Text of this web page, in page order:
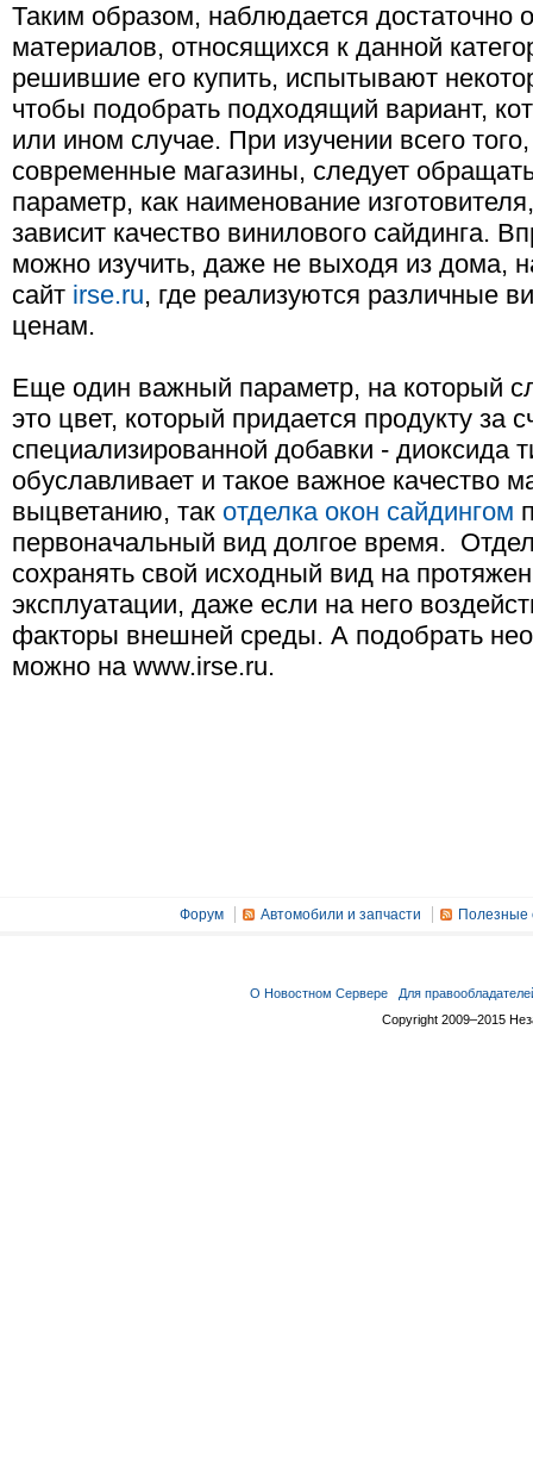
Таким образом, наблюдается достаточно
материалов, относящихся к данной
решившие его купить, испытывают
чтобы подобрать подходящий вариант,
или ином случае. При изучении всего
современные магазины, следует
параметр, как наименование
зависит качество винилового сайдинга.
можно изучить, даже не выходя из дома,
сайт irse.ru, где реализуются различные
ценам.
Еще один важный параметр, на который
это цвет, который придается продукту за
специализированной добавки - диоксида
обуславливает и такое важное качество
выцветанию, так отделка окон сайдингом
первоначальный вид долгое время.
сохранять свой исходный вид на
эксплуатации, даже если на него
факторы внешней среды. А подобрать
можно на www.irse.ru.
Форум Автомобили и запчасти Полезные
О Новостном Сервере
Для
Copyright 2009–2015